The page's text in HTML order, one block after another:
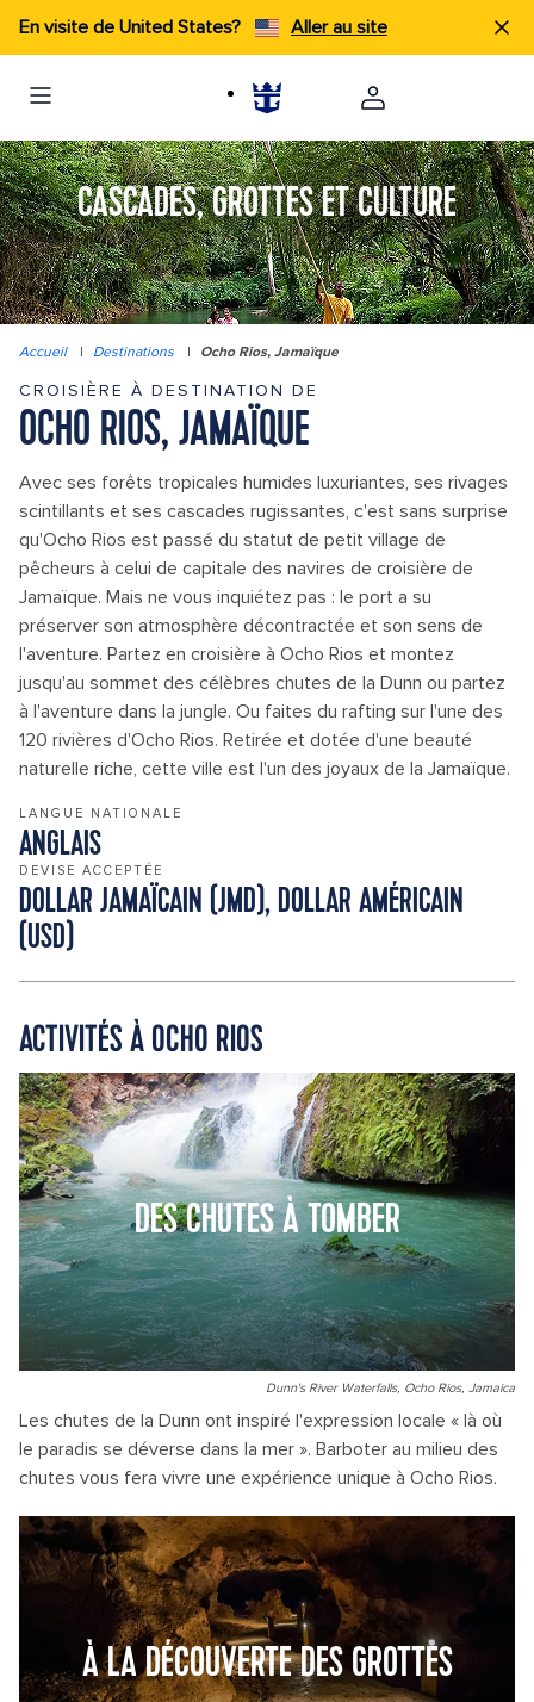
En visite de United States? Aller au site
CASCADES, GROTTES ET CULTURE
Accueil | Destinations | Ocho Rios, Jamaïque
CROISIÈRE À DESTINATION DE
OCHO RIOS, JAMAÏQUE
Avec ses forêts tropicales humides luxuriantes, ses rivages
scintillants et ses cascades rugissantes, c'est sans surprise
qu'Ocho Rios est passé du statut de petit village de
pêcheurs à celui de capitale des navires de croisière de
Jamaïque. Mais ne vous inquiétez pas : le port a su
préserver son atmosphère décontractée et son sens de
l'aventure. Partez en croisière à Ocho Rios et montez
jusqu'au sommet des célèbres chutes de la Dunn ou partez
à l'aventure dans la jungle. Ou faites du rafting sur l'une des
120 rivières d'Ocho Rios. Retirée et dotée d'une beauté
naturelle riche, cette ville est l'un des joyaux de la Jamaïque.
LANGUE NATIONALE
ANGLAIS
DEVISE ACCEPTÉE
DOLLAR JAMAÏCAIN (JMD), DOLLAR AMÉRICAIN
(USD)
ACTIVITÉS À OCHO RIOS
DES CHUTES À TOMBER
Dunn's River Waterfalls, Ocho Rios, Jamaica
Les chutes de la Dunn ont inspiré l'expression locale « là où
le paradis se déverse dans la mer ». Barboter au milieu des
chutes vous fera vivre une expérience unique à Ocho Rios.
À LA DÉCOUVERTE DES GROTTES